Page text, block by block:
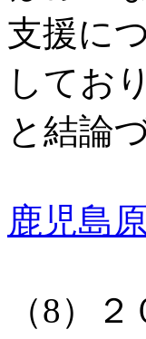
支援に
してお
と結論
鹿児島
（8）